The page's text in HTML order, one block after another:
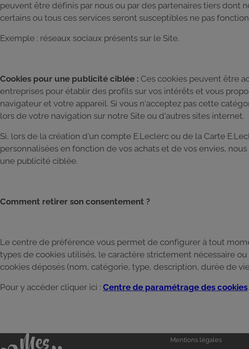
peuvent être définis par nous ou par des partenaires tiers dont
certains ou tous ces services seront susceptibles ne pas
Exemple : réseaux sociaux présents sur le Site.
Cookies pour une publicité ciblée : Ces cookies peuvent être
entreprises pour établir des profils sur vos intérêts et vous
navigateur et votre appareil. Si vous n'acceptez pas cette
lors de votre navigation sur notre Site ou d'autres sites internet.
Si, lors de la création d'un compte E.Leclerc ou de la Carte
personnalisées en fonction de vos achats et de vos envies,
une publicité ciblée.
Comment retirer son consentement ?
Le centre de préférence vous permet de configurer à tout
types de cookies utilisés, le caractère strictement nécessaire
cookies déposés (nom, catégorie, type, description, durée de
Pour y accéder cliquer ici : Centre de paramétrage des cookies.
Accueil Liens
Mentions légales